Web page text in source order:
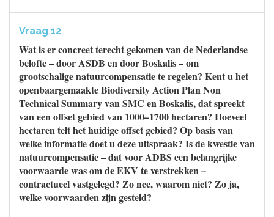
Vraag 12
Wat is er concreet terecht gekomen van de Nederlandse
belofte – door ASDB en door Boskalis – om
grootschalige natuurcompensatie te regelen? Kent u het
openbaargemaakte Biodiversity Action Plan Non
Technical Summary van SMC en Boskalis, dat spreekt
van een offset gebied van 1000–1700 hectaren? Hoeveel
hectaren telt het huidige offset gebied? Op basis van
welke informatie doet u deze uitspraak? Is de kwestie van
natuurcompensatie – dat voor ADBS een belangrijke
voorwaarde was om de EKV te verstrekken –
contractueel vastgelegd? Zo nee, waarom niet? Zo ja,
welke voorwaarden zijn gesteld?